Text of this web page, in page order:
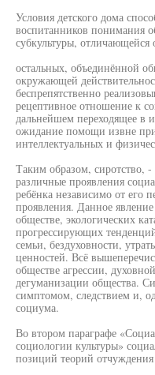
Условия детского дома
воспитанников понимания
субкультуры, отличающейся
остальных, объединённой
окружающей
беспрепятственно
рецептивное отношение к
дальнейшем переходящее в
ожидание помощи извне
интеллектуальных и
Таким образом, сиротство,
различные проявления
ребёнка независимо от его
проявления. Данное явление
обществе, экологических
прогрессирующих
семьи, бездуховности,
ценностей. Всё
обществе агрессии,
дегуманизации общества.
симптомом, следствием и,
социума.
Во втором параграфе
социологии культуры»
позиций теорий